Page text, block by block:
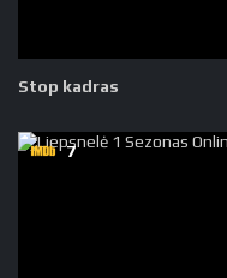
Stop kadras
7